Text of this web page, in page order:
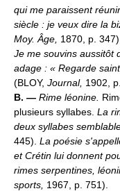
qui me paraissent
siècle : je veux dire la
Moy. Âge, 1870, p.
Je me souvins aussitôt
adage : « Regarde
(BLOY, Journal, 1902,
B. — Rime léonine.
plusieurs syllabes. La
deux syllabes
445). La poésie
et Crétin lui donnent
rimes serpentines,
sports, 1967, p. 751).